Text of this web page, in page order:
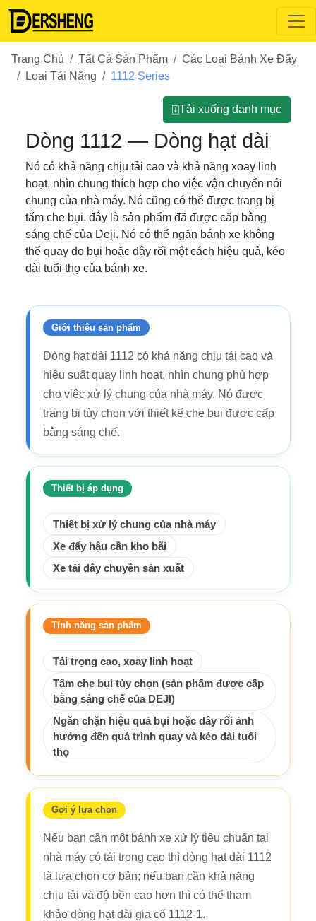
Trang Chủ Tất Cả Sản Phẩm
Các Loại Bánh Xe Đẩy
Loại Tải Nặng
1112 Series
⍗Tải xuống danh mục
Dòng 1112 — Dòng hạt dài
Nó có khả năng chịu tải cao và khả năng xoay linh
hoạt, nhìn chung thích hợp cho việc vận chuyển nói
chung của nhà máy. Nó cũng có thể được trang bị
tấm che bụi, đây là sản phẩm đã được cấp bằng
sáng chế của Deji. Nó có thể ngăn bánh xe không
thể quay do bụi hoặc dây rối một cách hiệu quả, kéo
dài tuổi thọ của bánh xe.
Giới thiệu sản phẩm
Dòng hạt dài 1112 có khả năng chịu tải cao và
hiệu suất quay linh hoạt, nhìn chung phù hợp
cho việc xử lý chung của nhà máy. Nó được
trang bị tùy chọn với thiết kế che bụi được cấp
bằng sáng chế.
Thiết bị áp dụng
Thiết bị xử lý chung của nhà máy
Xe đẩy hậu cần kho bãi
Xe tải dây chuyền sản xuất
Tính năng sản phẩm
Tải trọng cao, xoay linh hoạt
Tấm che bụi tùy chọn (sản phẩm được cấp
bằng sáng chế của DEJI)
Ngăn chặn hiệu quả bụi hoặc dây rối ảnh
hưởng đến quá trình quay và kéo dài tuổi
thọ
Gợi ý lựa chọn
Nếu bạn cần một bánh xe xử lý tiêu chuẩn tại
nhà máy có tải trọng cao thì dòng hạt dài 1112
là lựa chọn cơ bản; nếu bạn cần khả năng
chịu tải và độ bền cao hơn thì có thể tham
khảo dòng hạt dài gia cố 1112-1.